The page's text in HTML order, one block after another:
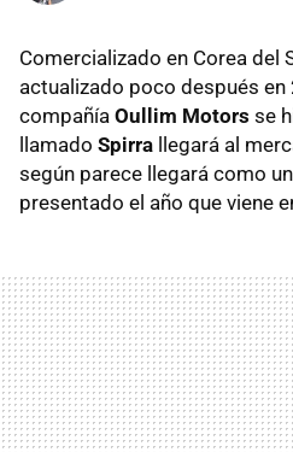
Comercializado en Corea del
actualizado poco después en
compañía Oullim Motors se
llamado Spirra llegará al
según parece llegará como
presentado el año que viene